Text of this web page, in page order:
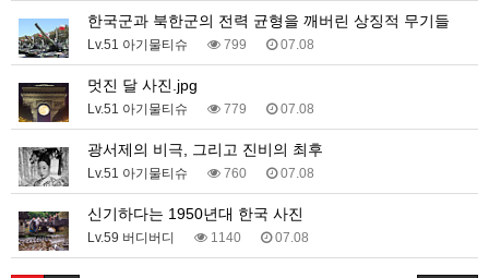
한국군과 북한군의 전력 균형을 깨버린 상징적 무기들
Lv.51 아기물티슈 799 07.08
멋진 달 사진.jpg
Lv.51 아기물티슈 779 07.08
광서제의 비극, 그리고 진비의 최후
Lv.51 아기물티슈 760 07.08
신기하다는 1950년대 한국 사진
Lv.59 버디버디 1140 07.08